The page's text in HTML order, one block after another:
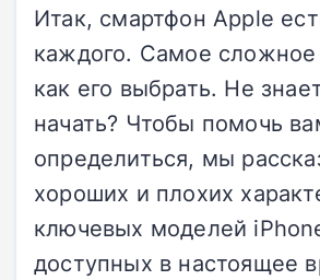
Итак, смартфон Apple
каждого. Самое
как его выбрать. Не
начать? Чтобы помочь
определиться, мы
хороших и плохих
ключевых моделей
доступных в настоящее